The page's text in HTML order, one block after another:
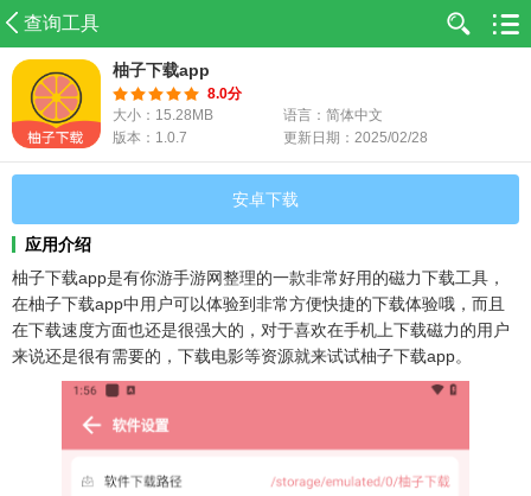
查询工具
柚子下载app
8.0分
大小：15.28MB
语言：简体中文
版本：1.0.7
更新日期：2025/02/28
安卓下载
应用介绍
柚子下载app是有你游手游网整理的一款非常好用的磁力下载工具，
在柚子下载app中用户可以体验到非常方便快捷的下载体验哦，而且
在下载速度方面也还是很强大的，对于喜欢在手机上下载磁力的用户
来说还是很有需要的，下载电影等资源就来试试柚子下载app。